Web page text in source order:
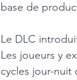
base de
Le DLC
Les joueurs y
cycles jour-nuit